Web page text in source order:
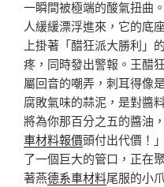
一瞬間被極端的酸氣扭曲
人緩緩漂浮進來，它的底
上掛著「醋狂派大勝利」
疼，同時發出警報。王醋
屬回音的嘲弄，刺耳得像
腐敗氣味的蒜泥，是對醬
將為你那百分之五的醬油
車材料報價頭付出代價！
了一個巨大的管口，正在
著燕德系車材料尾服的小